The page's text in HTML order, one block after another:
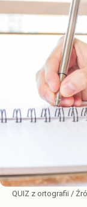
QUIZ z ortografii /